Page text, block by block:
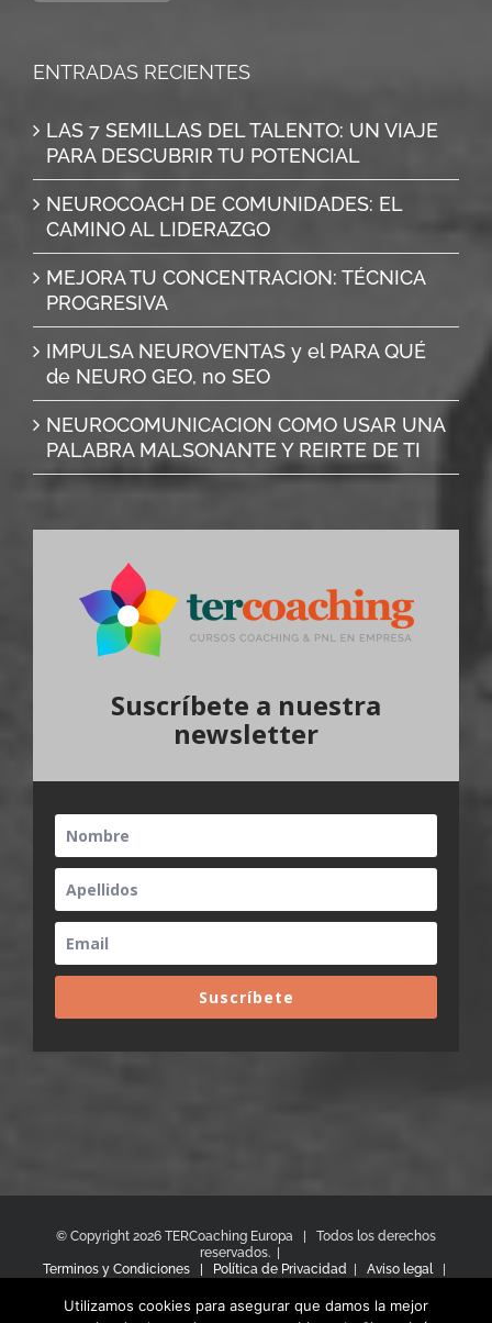
ENTRADAS RECIENTES
LAS 7 SEMILLAS DEL TALENTO: UN VIAJE
PARA DESCUBRIR TU POTENCIAL
NEUROCOACH DE COMUNIDADES: EL
CAMINO AL LIDERAZGO
MEJORA TU CONCENTRACION: TÉCNICA
PROGRESIVA
IMPULSA NEUROVENTAS y el PARA QUÉ
de NEURO GEO, no SEO
NEUROCOMUNICACION COMO USAR UNA
PALABRA MALSONANTE Y REIRTE DE TI
Suscríbete a nuestra
newsletter
Suscríbete
© Copyright 2026 TERCoaching Europa | Todos los derechos
reservados. |
Terminos y Condiciones |
Política de Privacidad Aviso legal
hola@tercoachingeuropa.com |
mariterodriguez@tercoachingeuropa.com
Utilizamos cookies para asegurar que damos la mejor